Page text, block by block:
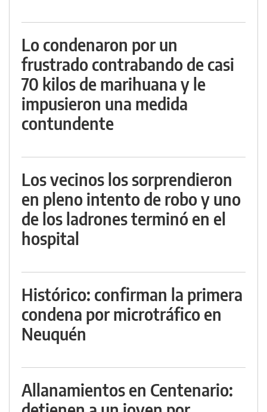
Lo condenaron por un
frustrado contrabando de casi
70 kilos de marihuana y le
impusieron una medida
contundente
Los vecinos los sorprendieron
en pleno intento de robo y uno
de los ladrones terminó en el
hospital
Histórico: confirman la primera
condena por microtráfico en
Neuquén
Allanamientos en Centenario: